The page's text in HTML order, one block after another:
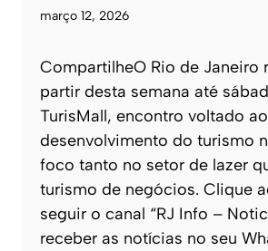
março 12, 2026
CompartilheO Rio de Janeiro
partir desta semana até
TurisMall, encontro voltado ao
desenvolvimento do turismo
foco tanto no setor de lazer
turismo de negócios. Clique
seguir o canal “RJ Info –
receber as notícias no seu